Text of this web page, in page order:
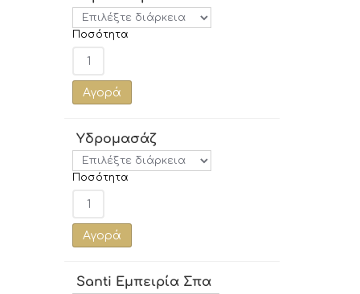
Ποσότητα
Αγορά
Υδρομασάζ
Ποσότητα
Αγορά
Santi Εμπειρία Σπα